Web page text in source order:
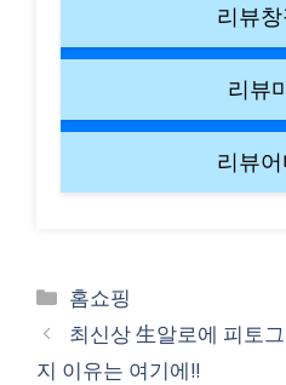
리뷰
리뷰
리뷰
Categories
홈쇼핑
최신상 生알로에 피토
지 이유는 여기에!!